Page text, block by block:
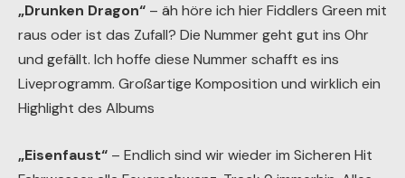
„Drunken Dragon“ – äh höre ich hier Fiddlers Green mit
raus oder ist das Zufall? Die Nummer geht gut ins Ohr
und gefällt. Ich hoffe diese Nummer schafft es ins
Liveprogramm. Großartige Komposition und wirklich ein
Highlight des Albums
„Eisenfaust“ – Endlich sind wir wieder im Sicheren Hit